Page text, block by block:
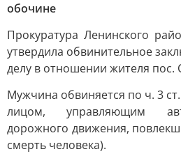
обочине
Прокуратура Ленинского
утвердила обвинительное
делу в отношении жителя пос.
Мужчина обвиняется по ч. 3
лицом, управляющим
дорожного движения,
смерть человека).